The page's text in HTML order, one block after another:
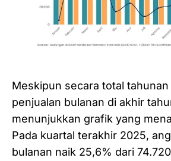
Meskipun secara total
penjualan bulanan di akhir
menunjukkan grafik yang
Pada kuartal terakhir 2025,
bulanan naik 25,6% dari